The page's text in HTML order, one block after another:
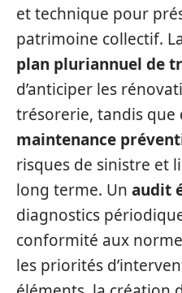
et technique pour
patrimoine collectif.
plan pluriannuel de
d’anticiper les
trésorerie, tandis que
maintenance
risques de sinistre et
long terme. Un audit
diagnostics
conformité aux
les priorités